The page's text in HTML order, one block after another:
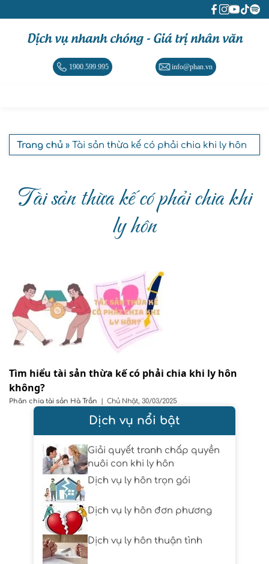
Dịch vụ nhanh chóng - Giá trị nhân văn
1900.599.995 info@phan.vn
Trang chủ » Tài sản thừa kế có phải chia khi ly hôn
Tài sản thừa kế có phải chia khi
ly hôn
Tìm hiểu tài sản thừa kế có phải chia khi ly hôn
không?
Phân chia tài sản Hà Trần | Chủ Nhật, 30/03/2025
Dịch vụ nổi bật
Giải quyết tranh chấp quyền
nuôi con khi ly hôn
Dịch vụ ly hôn trọn gói
Dịch vụ ly hôn đơn phương
Dịch vụ ly hôn thuận tình